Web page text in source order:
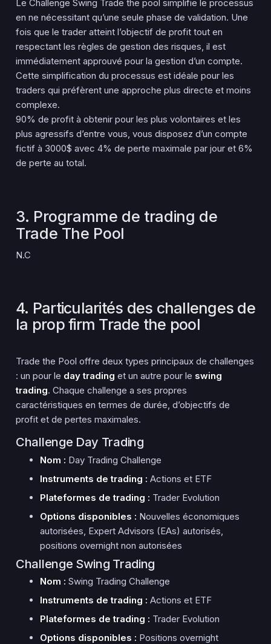
Le Challenge Swing Trade the pool simplifie le processus
en ne nécessitant qu’une seule phase de validation. Une
fois que le trader atteint l’objectif de profit tout en
respectant les règles de gestion des risques, il est
immédiatement approuvé pour la gestion d’un compte.
Cette simplification du processus est idéale pour les
traders qui préfèrent une approche plus directe et moins
complexe.
90% de profit à obtenir pour les plus volontaires et les
plus agressifs d’entre vous, vous disposez d’un compte
fictif à 3000$ avec 4% de perte maximale par jour et 6%
de perte au total.
3. Programme de trading de
Trade The Pool
N.C
4. Particularités des challenges de
la prop firm Trade the pool
Trade the Pool offre deux types principaux de challenges
: un pour le day trading et un autre pour le swing
trading. Chaque challenge a ses propres
caractéristiques en termes de durée, d’objectifs de
profit et de pertes maximales.
Challenge Day Trading
Nom : Day Trading Challenge
Instruments de trading : Actions et ETF
Plateformes de trading : Trader Evolution
Options disponibles : Nouvelles économiques
autorisées, Expert Advisors (EAs) autorisés,
positions overnight non autorisées
Challenge Swing Trading
Nom : Swing Trading Challenge
Instruments de trading : Actions et ETF
Plateformes de trading : Trader Evolution
Options disponibles : Positions overnight